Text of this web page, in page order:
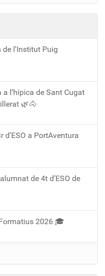
de l'Institut Puig
l’hípica de Sant Cugat
🌿🐴
a PortAventura
de 4t d’ESO de
2026 🎓